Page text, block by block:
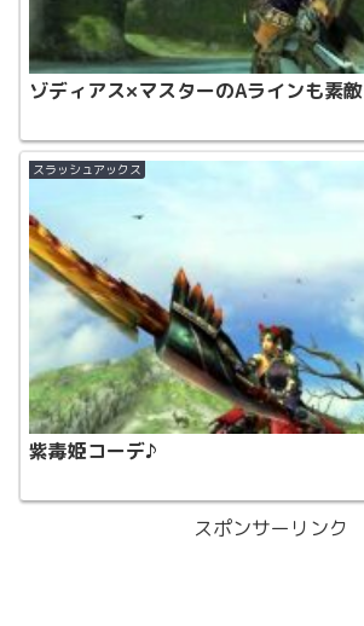
ゾディアス×マスターのAラインも素敵
スラッシュアックス
紫毒姫コーデ♪
スポンサーリンク